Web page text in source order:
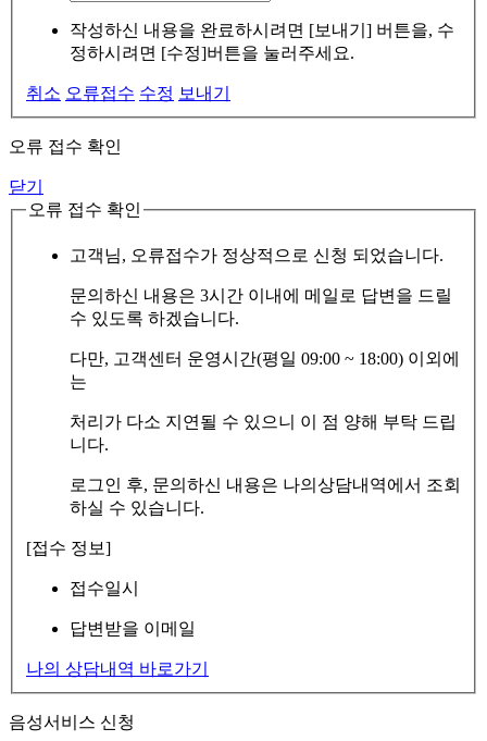
작성하신 내용을 완료하시려면 [보내기] 버튼을, 수
정하시려면 [수정]버튼을 눌러주세요.
취소 오류접수 수정 보내기
오류 접수 확인
닫기
오류 접수 확인
고객님, 오류접수가 정상적으로 신청 되었습니다.
문의하신 내용은 3시간 이내에 메일로 답변을 드릴
수 있도록 하겠습니다.
다만, 고객센터 운영시간(평일 09:00 ~ 18:00) 이외에
는
처리가 다소 지연될 수 있으니 이 점 양해 부탁 드립
니다.
로그인 후, 문의하신 내용은 나의상담내역에서 조회
하실 수 있습니다.
[접수 정보]
접수일시
답변받을 이메일
나의 상담내역 바로가기
음성서비스 신청